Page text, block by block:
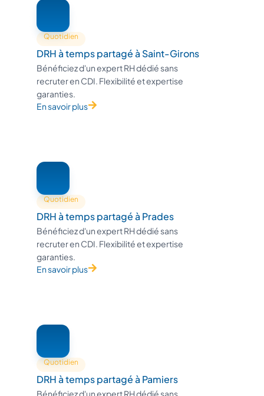
Quotidien
DRH à temps partagé à Saint-Girons
Bénéficiez d'un expert RH dédié sans
recruter en CDI. Flexibilité et expertise
garanties.
En savoir plus
Quotidien
DRH à temps partagé à Prades
Bénéficiez d'un expert RH dédié sans
recruter en CDI. Flexibilité et expertise
garanties.
En savoir plus
Quotidien
DRH à temps partagé à Pamiers
Bénéficiez d'un expert RH dédié sans